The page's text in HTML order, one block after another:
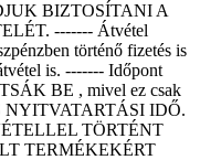
BIZTOSÍTANI A
------- Átvétel
történő fizetés is
is. ------- Időpont
BE , mivel ez csak
NYITVATARTÁSI IDŐ.
TÖRTÉNT
TERMÉKEKÉRT